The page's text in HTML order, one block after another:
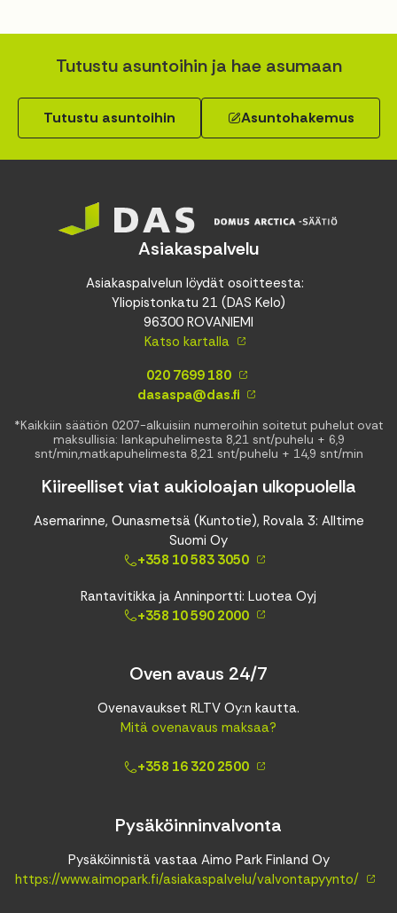
Tutustu asuntoihin ja hae asumaan
Tutustu asuntoihin Asuntohakemus
Asiakaspalvelu
Asiakaspalvelun löydät osoitteesta:
Yliopistonkatu 21 (DAS Kelo)
96300 ROVANIEMI
Katso kartalla
020 7699 180
dasaspa@das.fi
*Kaikkiin säätiön 0207-alkuisiin numeroihin soitetut puhelut ovat
maksullisia: lankapuhelimesta 8,21 snt/puhelu + 6,9
snt/min,matkapuhelimesta 8,21 snt/puhelu + 14,9 snt/min
Kiireelliset viat aukioloajan ulkopuolella
Asemarinne, Ounasmetsä (Kuntotie), Rovala 3: Alltime
Suomi Oy
+358 10 583 3050
Rantavitikka ja Anninportti: Luotea Oyj
+358 10 590 2000
Oven avaus 24/7
Ovenavaukset RLTV Oy:n kautta.
Mitä ovenavaus maksaa?
+358 16 320 2500
Pysäköinninvalvonta
Pysäköinnistä vastaa Aimo Park Finland Oy
https://www.aimopark.fi/asiakaspalvelu/valvontapyynto/